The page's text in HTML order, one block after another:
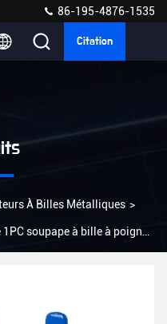
86-195-4876-1535
Citation
À Billes Métalliques >
soupape à bille à poignée